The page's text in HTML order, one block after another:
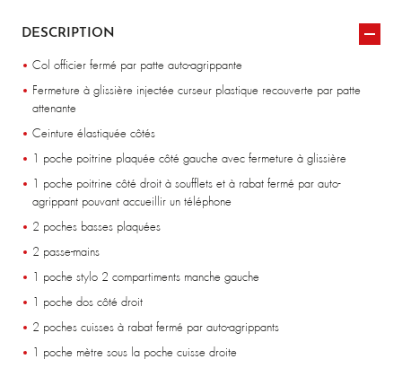
DESCRIPTION
Col officier fermé par patte auto-agrippante
Fermeture à glissière injectée curseur plastique recouverte par patte
attenante
Ceinture élastiquée côtés
1 poche poitrine plaquée côté gauche avec fermeture à glissière
1 poche poitrine côté droit à soufflets et à rabat fermé par auto-
agrippant pouvant accueillir un téléphone
2 poches basses plaquées
2 passe-mains
1 poche stylo 2 compartiments manche gauche
1 poche dos côté droit
2 poches cuisses à rabat fermé par auto-agrippants
1 poche mètre sous la poche cuisse droite